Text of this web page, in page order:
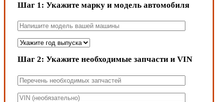
Шаг 1: Укажите марку и модель автомобиля
Шаг 2: Укажите необходимые запчасти и VIN